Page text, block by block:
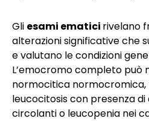
Gli esami ematici rivelano
alterazioni significative che
e valutano le condizioni
L’emocromo completo può
normocitica
leucocitosis con presenza
circolanti o leucopenia nei